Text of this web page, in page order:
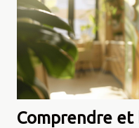
Comprendre